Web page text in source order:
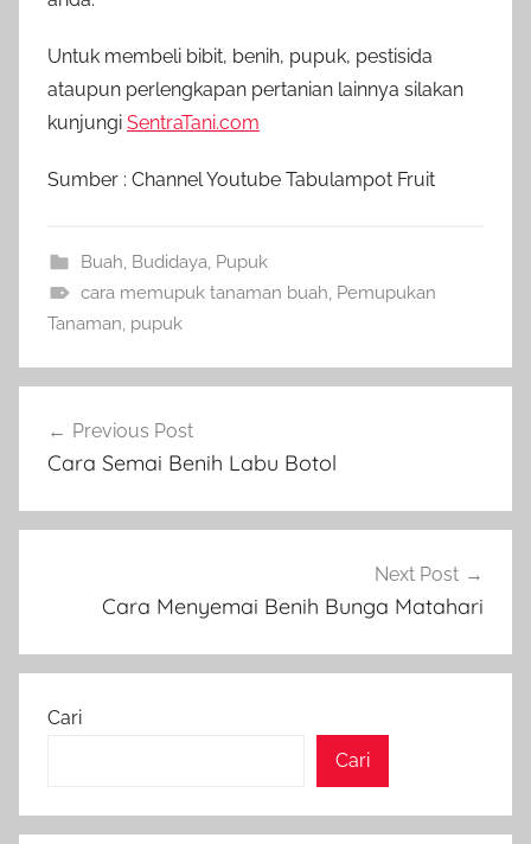
Untuk membeli bibit, benih, pupuk, pestisida
ataupun perlengkapan pertanian lainnya silakan
kunjungi SentraTani.com
Sumber : Channel Youtube Tabulampot Fruit
Buah, Budidaya, Pupuk
cara memupuk tanaman buah, Pemupukan
Tanaman, pupuk
pos
Previous Post
Cara Semai Benih Labu Botol
Next Post
Cara Menyemai Benih Bunga Matahari
Cari
Cari